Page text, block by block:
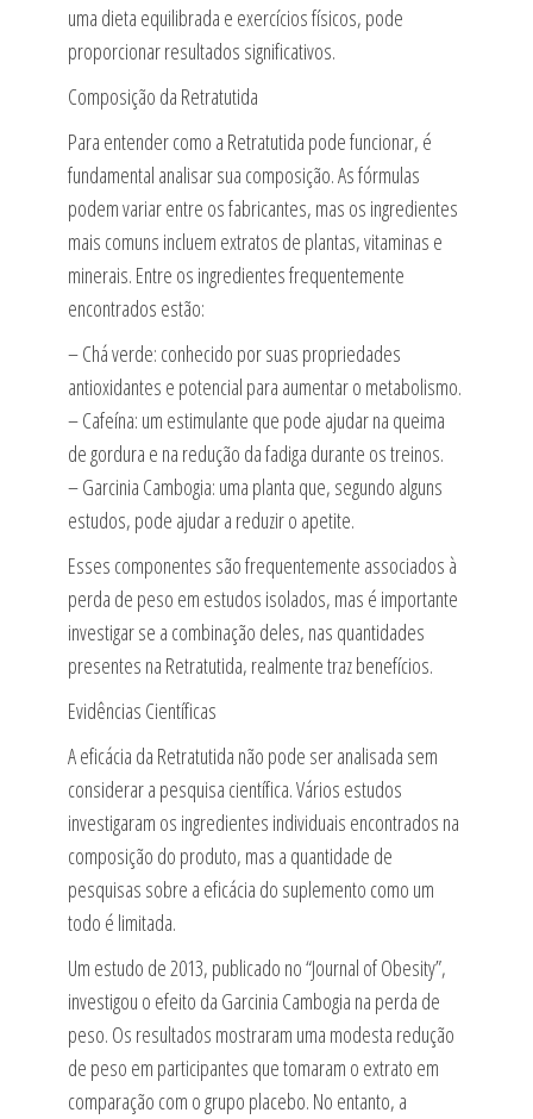
uma dieta equilibrada e exercícios físicos, pode
proporcionar resultados significativos.
Composição da Retratutida
Para entender como a Retratutida pode funcionar, é
fundamental analisar sua composição. As fórmulas
podem variar entre os fabricantes, mas os ingredientes
mais comuns incluem extratos de plantas, vitaminas e
minerais. Entre os ingredientes frequentemente
encontrados estão:
– Chá verde: conhecido por suas propriedades
antioxidantes e potencial para aumentar o metabolismo.
– Cafeína: um estimulante que pode ajudar na queima
de gordura e na redução da fadiga durante os treinos.
– Garcinia Cambogia: uma planta que, segundo alguns
estudos, pode ajudar a reduzir o apetite.
Esses componentes são frequentemente associados à
perda de peso em estudos isolados, mas é importante
investigar se a combinação deles, nas quantidades
presentes na Retratutida, realmente traz benefícios.
Evidências Científicas
A eficácia da Retratutida não pode ser analisada sem
considerar a pesquisa científica. Vários estudos
investigaram os ingredientes individuais encontrados na
composição do produto, mas a quantidade de
pesquisas sobre a eficácia do suplemento como um
todo é limitada.
Um estudo de 2013, publicado no “Journal of Obesity”,
investigou o efeito da Garcinia Cambogia na perda de
peso. Os resultados mostraram uma modesta redução
de peso em participantes que tomaram o extrato em
comparação com o grupo placebo. No entanto, a